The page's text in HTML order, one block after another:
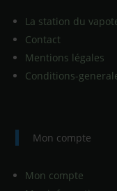
La station du
Contact
Mentions légales
Conditions-
Mon compte
Mon compte